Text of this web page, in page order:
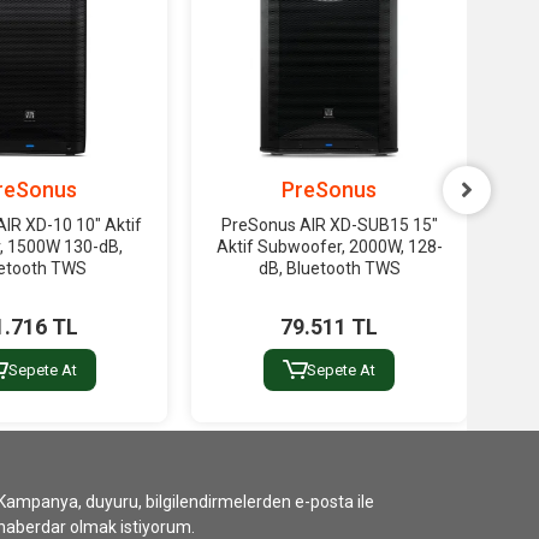
XD-10 10" Aktif
1500W 130-dB,
TWS
TL
Sepete At
PreSonus
PreSonus AIR XD-SUB15 15"
Aktif Subwoofer, 2000W, 128-
dB, Bluetooth TWS
79.511 TL
Sepete At
duyuru, bilgilendirmelerden e-posta ile
olmak istiyorum.